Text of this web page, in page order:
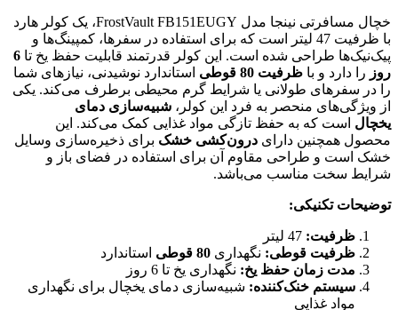
خچال مسافرتی نینجا مدل FrostVault FB151EUGY، یک کولر هارد
با ظرفیت 47 لیتر است که برای استفاده در سفرها، کمپینگ‌ها و
پیک‌نیک‌ها طراحی شده است. این کولر قدرتمند قابلیت حفظ یخ تا 6
روز را دارد و با ظرفیت 80 قوطی
استاندارد نوشیدنی، نیازهای شما
را در سفرهای طولانی یا شرایط گرم محیطی برطرف می‌کند. یکی
از ویژگی‌های منحصر به فرد این کولر، شبیه‌سازی دمای
یخچال است که به حفظ تازگی مواد غذایی کمک می‌کند. این
محصول همچنین دارای درون‌کشی خشک برای ذخیره‌سازی وسایل
خشک است و طراحی مقاوم آن برای استفاده در فضای باز و
شرایط سخت مناسب می‌باشد.
توضیحات تکنیکی:
ظرفیت:
ظرفیت قوطی: نگهداری 80 قوطی
استاندارد
مدت زمان حفظ یخ: نگهداری یخ تا 6 روز
سیستم خنک‌کننده: شبیه‌سازی دمای یخچال برای نگهداری
مواد غذایی